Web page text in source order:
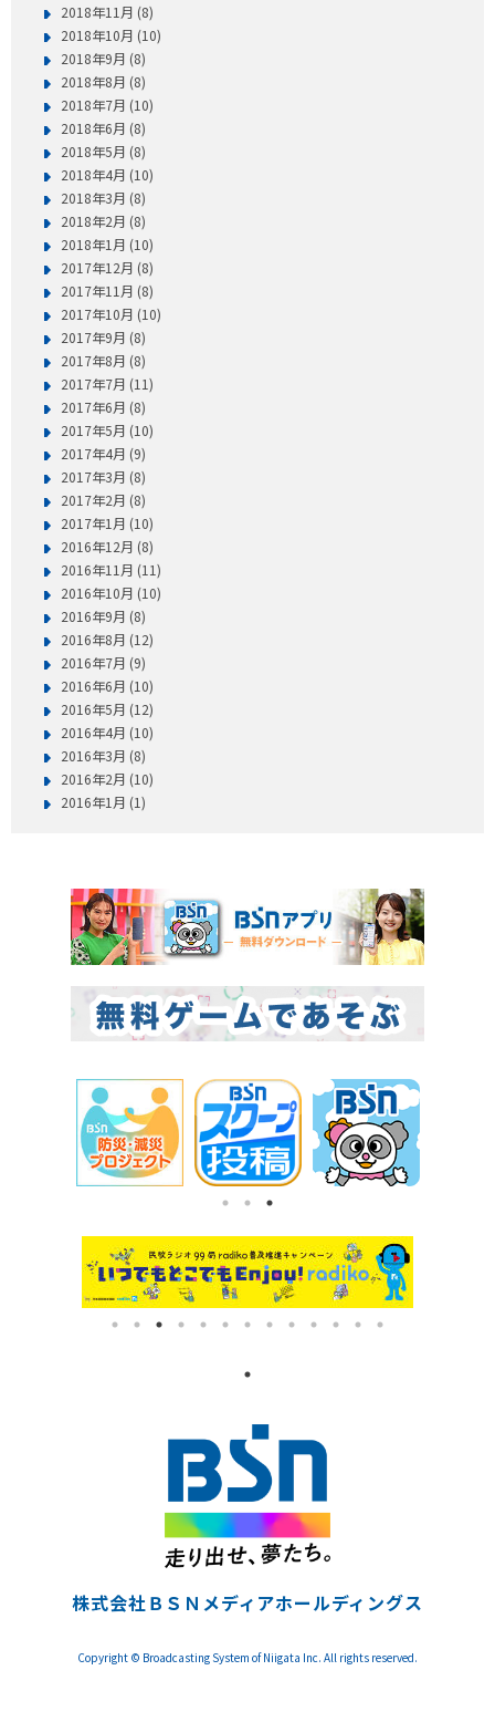
2018年11月 (8)
2018年10月 (10)
2018年9月 (8)
2018年8月 (8)
2018年7月 (10)
2018年6月 (8)
2018年5月 (8)
2018年4月 (10)
2018年3月 (8)
2018年2月 (8)
2018年1月 (10)
2017年12月 (8)
2017年11月 (8)
2017年10月 (10)
2017年9月 (8)
2017年8月 (8)
2017年7月 (11)
2017年6月 (8)
2017年5月 (10)
2017年4月 (9)
2017年3月 (8)
2017年2月 (8)
2017年1月 (10)
2016年12月 (8)
2016年11月 (11)
2016年10月 (10)
2016年9月 (8)
2016年8月 (12)
2016年7月 (9)
2016年6月 (10)
2016年5月 (12)
2016年4月 (10)
2016年3月 (8)
2016年2月 (10)
2016年1月 (1)
株式会社ＢＳＮメディアホールディングス
Copyright © Broadcasting System of Niigata Inc. All rights reserved.